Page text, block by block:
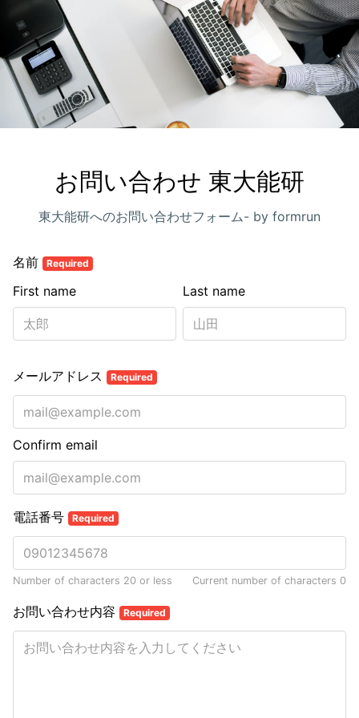
お問い合わせ 東大能研
東大能研へのお問い合わせフォーム- by formrun
名前 Required
Last name
First name
メールアドレス Required
Confirm email
電話番号 Required
Number of characters 20 or less Current number of characters 0
お問い合わせ内容 Required